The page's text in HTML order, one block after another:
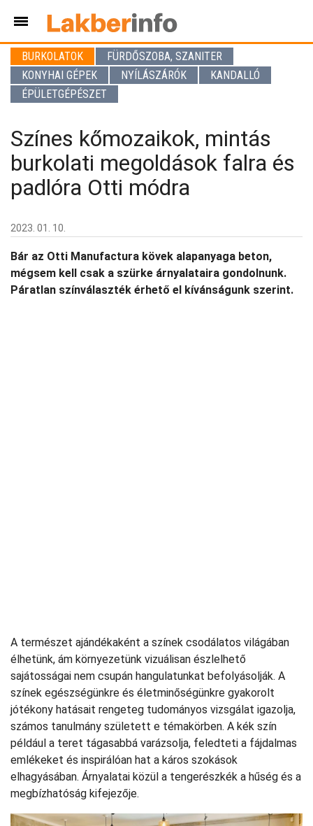
BURKOLATOK
FÜRDŐSZOBA, SZANITER
KONYHAI GÉPEK
NYÍLÁSZÁRÓK
KANDALLÓ
ÉPÜLETGÉPÉSZET
Színes kőmozaikok, mintás
burkolati megoldások falra és
padlóra Otti módra
2023. 01. 10.
Bár az Otti Manufactura kövek alapanyaga beton,
mégsem kell csak a szürke árnyalataira gondolnunk.
Páratlan színválaszték érhető el kívánságunk szerint.
A természet ajándékaként a színek csodálatos világában
élhetünk, ám környezetünk vizuálisan észlelhető
sajátosságai nem csupán hangulatunkat befolyásolják. A
színek egészségünkre és életminőségünkre gyakorolt
jótékony hatásait rengeteg tudományos vizsgálat igazolja,
számos tanulmány született e témakörben. A kék szín
például a teret tágasabbá varázsolja, feledteti a fájdalmas
emlékeket és inspirálóan hat a káros szokások
elhagyásában. Árnyalatai közül a tengerészkék a hűség és a
megbízhatóság kifejezője.